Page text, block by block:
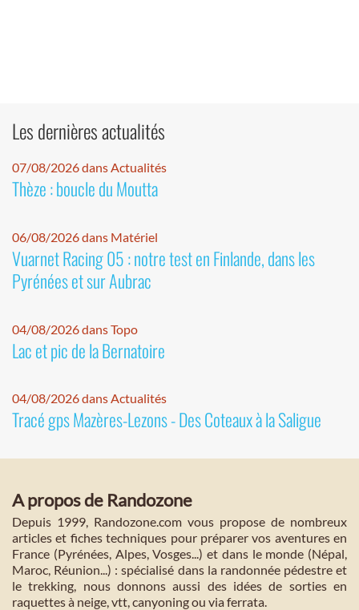
Les dernières actualités
07/08/2026 dans Actualités
Thèze : boucle du Moutta
06/08/2026 dans Matériel
Vuarnet Racing 05 : notre test en Finlande, dans les
Pyrénées et sur Aubrac
04/08/2026 dans Topo
Lac et pic de la Bernatoire
04/08/2026 dans Actualités
Tracé gps Mazères-Lezons - Des Coteaux à la Saligue
A propos de Randozone
Depuis 1999, Randozone.com vous propose de nombreux
articles et fiches techniques pour préparer vos aventures en
France (Pyrénées, Alpes, Vosges...) et dans le monde (Népal,
Maroc, Réunion...) : spécialisé dans la randonnée pédestre et
le trekking, nous donnons aussi des idées de sorties en
raquettes à neige, vtt, canyoning ou via ferrata.